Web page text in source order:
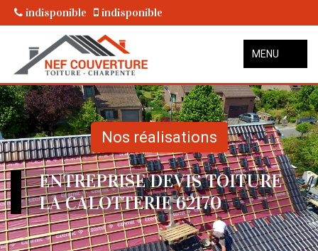
indisponible indisponible
MENU
Nos réalisations
ENTREPRISE DEVIS TOITURE
LA CALOTTERIE 62170